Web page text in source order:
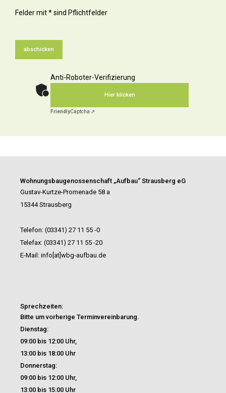
Felder mit * sind Pflichtfelder
Anti-Roboter-Verifizierung
Hier klicken
FriendlyCaptcha ⇗
Wohnungsbaugenossenschaft „Aufbau“ Strausberg eG
Gustav-Kurtze-Promenade 58 a
15344 Strausberg
Telefon: (03341) 27 11 55 -0
Telefax: (03341) 27 11 55 -20
E-Mail: info[at]wbg-aufbau.de
Sprechzeiten:
Bitte um vorherige Terminvereinbarung.
Dienstag:
09:00 bis 12:00 Uhr,
13:00 bis 18:00 Uhr
Donnerstag:
09:00 bis 12:00 Uhr,
13:00 bis 15:00 Uhr